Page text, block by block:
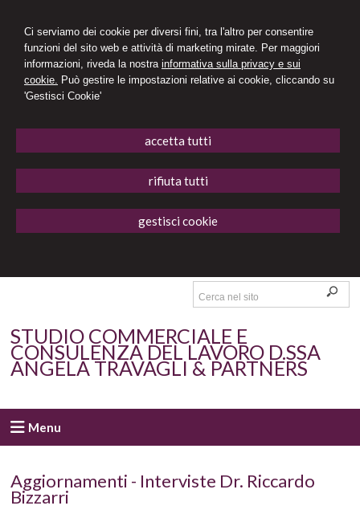
Ci serviamo dei cookie per diversi fini, tra l'altro per consentire
funzioni del sito web e attività di marketing mirate. Per maggiori
informazioni, riveda la nostra informativa sulla privacy e sui
cookie. Può gestire le impostazioni relative ai cookie, cliccando su
'Gestisci Cookie'
accetta tutti
rifiuta tutti
gestisci cookie
STUDIO COMMERCIALE E
CONSULENZA DEL LAVORO D.SSA
ANGELA TRAVAGLI & PARTNERS
Menu
Aggiornamenti - Interviste Dr. Riccardo
Bizzarri